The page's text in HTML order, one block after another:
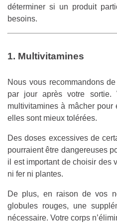
déterminer si un produit
besoins.
1. Multivitamines
Nous vous recommandons
par jour après votre sortie.
multivitamines à mâcher
elles sont mieux tolérées.
Des doses excessives de
pourraient être dangereuses
il est important de choisir des
ni fer ni plantes.
De plus, en raison de vos
globules rouges, une
nécessaire. Votre corps